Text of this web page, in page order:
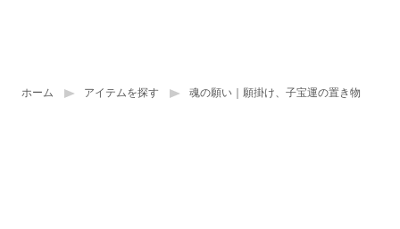
ホーム アイテムを探す 魂の願い｜願掛け、子宝運の置き物